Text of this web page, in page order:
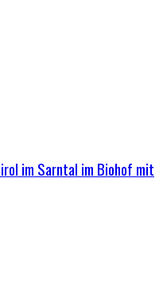
im Sarntal im Biohof mit